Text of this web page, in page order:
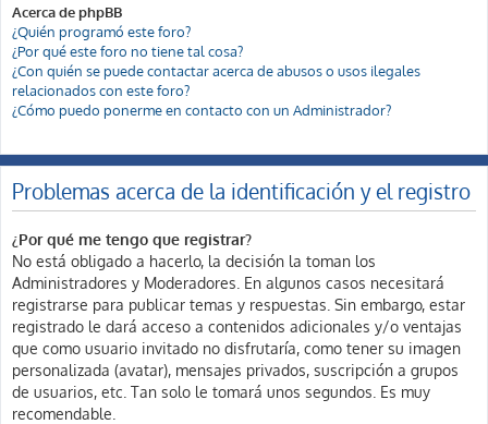
Acerca de phpBB
¿Quién programó este foro?
¿Por qué este foro no tiene tal cosa?
¿Con quién se puede contactar acerca de abusos o usos ilegales
relacionados con este foro?
¿Cómo puedo ponerme en contacto con un Administrador?
Problemas acerca de la identificación y el registro
¿Por qué me tengo que registrar?
No está obligado a hacerlo, la decisión la toman los
Administradores y Moderadores. En algunos casos necesitará
registrarse para publicar temas y respuestas. Sin embargo, estar
registrado le dará acceso a contenidos adicionales y/o ventajas
que como usuario invitado no disfrutaría, como tener su imagen
personalizada (avatar), mensajes privados, suscripción a grupos
de usuarios, etc. Tan solo le tomará unos segundos. Es muy
recomendable.